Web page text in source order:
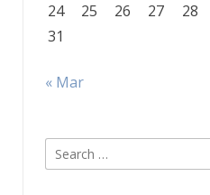
24
25 26 27 28
31
« Mar
Search
for: